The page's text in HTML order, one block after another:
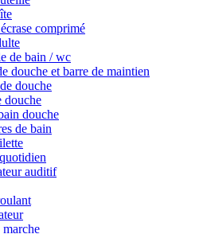
comprimé
de bain / wc
douche et barre de maintien
douche
douche
douche
de bain
auditif
marche